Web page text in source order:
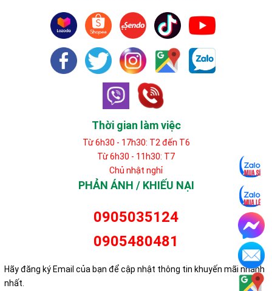
Thời gian làm việc
Từ 6h30 - 17h30: T2 đến T6
Từ 6h30 - 11h30: T7
Chủ nhật nghỉ
PHẢN ÁNH / KHIẾU NẠI
0905035124
0905480481
Hãy đăng ký Email của bạn để cập nhật thông tin khuyến mãi nhanh
nhất.